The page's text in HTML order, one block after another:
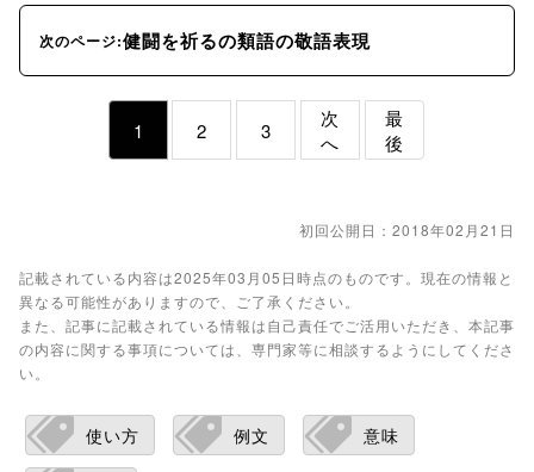
次のページ:健闘を祈るの類語の敬語表現
1 2 3
次
へ
最
後
初回公開日：2018年02月21日
記載されている内容は2025年03月05日時点のものです。現在の情報と
異なる可能性がありますので、ご了承ください。
また、記事に記載されている情報は自己責任でご活用いただき、本記事
の内容に関する事項については、専門家等に相談するようにしてくださ
い。
使い方 例文 意味